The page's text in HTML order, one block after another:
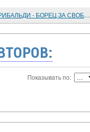
ДЖУЗЕППЕ ГАРИБАЛЬДИ - БОРЕЦ ЗА СВОБОДУ НАРОДОВ И МИР
Показывать по: